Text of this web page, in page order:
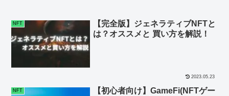
NFT
【完全版】ジェネラティブNFTと
は？オススメと 買い方を解説！
2023.05.23
NFT
【初心者向け】GameFi(NFTゲー